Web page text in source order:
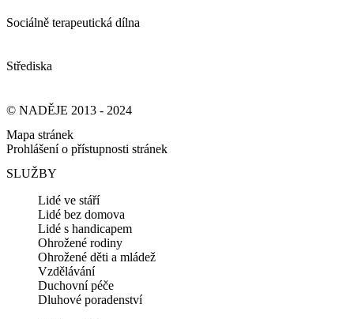
Sociálně terapeutická dílna
Střediska
© NADĚJE 2013 - 2024
Mapa stránek
Prohlášení o přístupnosti stránek
SLUŽBY
Lidé ve stáří
Lidé bez domova
Lidé s handicapem
Ohrožené rodiny
Ohrožené děti a mládež
Vzdělávání
Duchovní péče
Dluhové poradenství